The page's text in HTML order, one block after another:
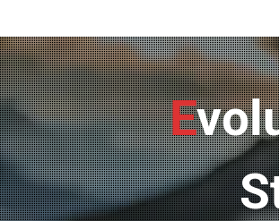
Evolusi Natalia di Mobile Legends: Dari